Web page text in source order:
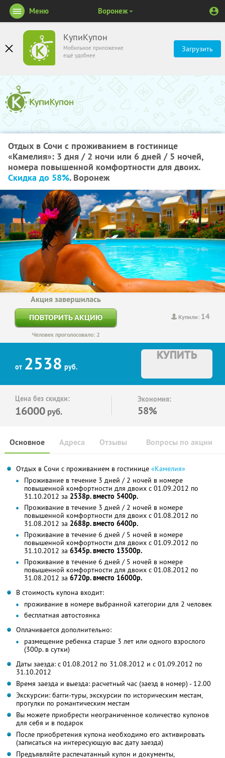
КупиКупон
Мобильное приложение
ещё удобнее
Загрузить
Меню Воронеж
Отдых в Сочи с проживанием в гостинице
«Камелия»: 3 дня / 2 ночи или 6 дней / 5 ночей,
номера повышенной комфортности для двоих.
Скидка до 58%. Воронеж
Купили: 14
Акция завершилась
ПОВТОРИТЬ АКЦИЮ
Человек проголосовало: 2
от 2538 руб.
КУПИТЬ
Цена без скидки:
16000 руб.
Экономия:
58%
Основное Отзывы Вопросы по акции
Адреса
Отдых в Сочи с проживанием в гостинице «Камелия»
Проживание в течение 3 дней / 2 ночей в номере
повышенной комфортности для двоих с 01.09.2012 по
31.10.2012 за 2538р. вместо 5400р.
Проживание в течение 3 дней / 2 ночей в номере
повышенной комфортности для двоих с 01.08.2012 по
31.08.2012 за 2688р. вместо 6400р.
Проживание в течение 6 дней / 5 ночей в номере
повышенной комфортности для двоих с 01.09.2012 по
31.10.2012 за 6345р. вместо 13500р.
Проживание в течение 6 дней / 5 ночей в номере
повышенной комфортности для двоих с 01.08.2012 по
31.08.2012 за 6720р. вместо 16000р.
В стоимость купона входит:
проживание в номере выбранной категории для 2 человек
бесплатная автостоянка
Оплачивается дополнительно:
размещение ребенка старше 3 лет или одного взрослого
(300р. в сутки)
Даты заезда: с 01.08.2012 по 31.08.2012 и с 01.09.2012 по
31.10.2012
Время заезда и выезда: расчетный час (заезд в номер) - 12.00
Экскурсии: багги-туры, экскурсии по историческим местам,
прогулки по романтическим местам
Вы можете приобрести неограниченное количество купонов
для себя и в подарок
После приобретения купона необходимо его активировать
(записаться на интересующую вас дату заезда)
Предъявляйте распечатанный купон и документы,